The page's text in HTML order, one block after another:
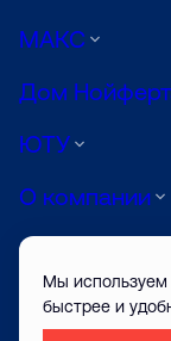
МАКС
Дом
ЮТУ
О компании
Луиджи
АРТ
Мы используем
быстрее и